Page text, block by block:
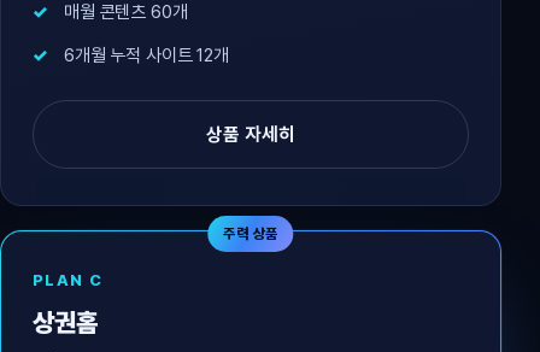
매월 콘텐츠 60개
6개월 누적 사이트 12개
상품 자세히
주력 상품
PLAN C
상권홈